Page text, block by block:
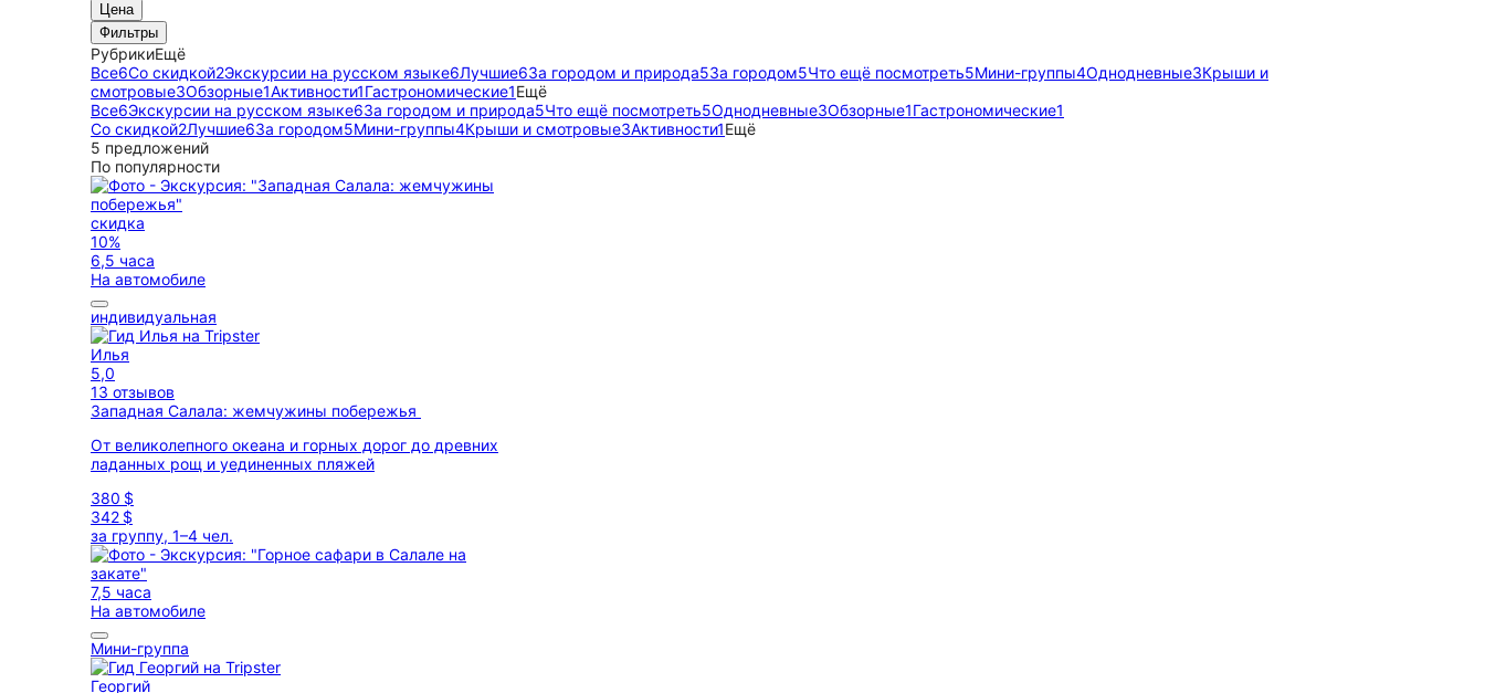
Цена
Фильтры
РубрикиЕщё
Все6Со скидкой2Экскурсии на русском языке6Лучшие6За городом и природа5За городом5Что ещё посмотреть5Мини-группы4Однодневные3Крыши и
смотровые3Обзорные1Активности1Гастрономические1Ещё
Все6Экскурсии на русском языке6За городом и природа5Что ещё посмотреть5Однодневные3Обзорные1Гастрономические1
Со скидкой2Лучшие6За городом5Мини-группы4Крыши и смотровые3Активности1Ещё
5 предложений
По популярности
скидка
10%
6,5 часа
На автомобиле
индивидуальная
Илья
5,0
13 отзывов
Западная Салала: жемчужины побережья
От великолепного океана и горных дорог до древних
ладанных рощ и уединенных пляжей
380 $
342 $
за группу, 1–4 чел.
7,5 часа
На автомобиле
Мини-группа
Георгий